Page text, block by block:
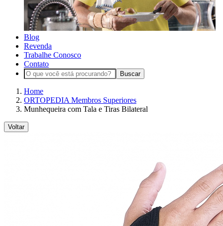
Blog
Revenda
Trabalhe Conosco
Contato
Buscar
Home
ORTOPEDIA Membros Superiores
Munhequeira com Tala e Tiras Bilateral
Voltar